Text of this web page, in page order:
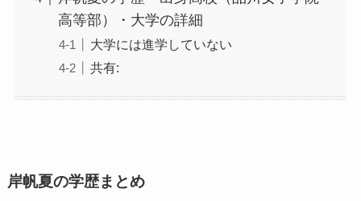
高等部）・大学の詳細
大学には進学していない
共有:
岸帆夏の学歴まとめ